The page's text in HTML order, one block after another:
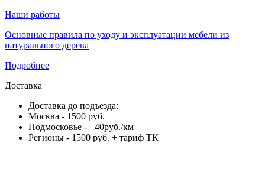
Наши работы
Основные правила по уходу и эксплуатации мебели из
натурального дерева
Подробнее
Доставка
Доставка до подъезда:
Москва - 1500 руб.
Подмосковье - +40руб./км
Регионы - 1500 руб. + тариф ТК